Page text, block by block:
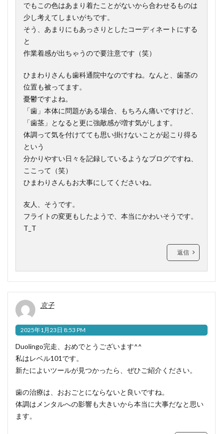
でもこの色はあまり着たことがないから合わせるものは
少し考えてしまいがちです。
そう、あまりにもあっさりとしたコーディネートにする
と
作業着感が出ちゃうので要注意です（笑）
ひまわりさんも歯科通院中なのですね。なんと、歯茎の
位置も被ってます。
憂鬱ですよね。
「歯」本体に問題がある場合、もちろん痛いですけど、
「歯茎」となると更に強敵感が増す気がします。
体調って気を付けてても思い掛けないことが起こり得る
という
分かりやすい日々を記録しているようなブログですね、
ここって（笑）
ひまわりさんもお大事にしてくださいね。
友人、そうです。
フライトの変更もしたようで、本当にかわいそうです。
T_T
返信
京子
2025年1月23日 8:53 PM
Duolingo完走、おめでとうございます^^
私はレベル101です。
新たによいツールが見つかったら、ぜひご紹介ください。
歯の治療は、おおごとにならないと良いですね。
体調はメンタルへの影響も大きいから本当に大事だなと思い
ます。